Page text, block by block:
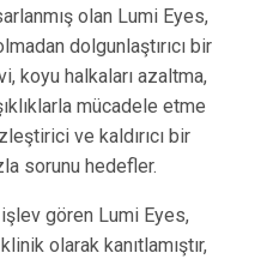
olan Lumi Eyes,
dolgunlaştırıcı bir
koyu halkaları azaltma,
mücadele etme
ve kaldırıcı bir
sorunu hedefler.
gören Lumi Eyes,
olarak kanıtlamıştır,